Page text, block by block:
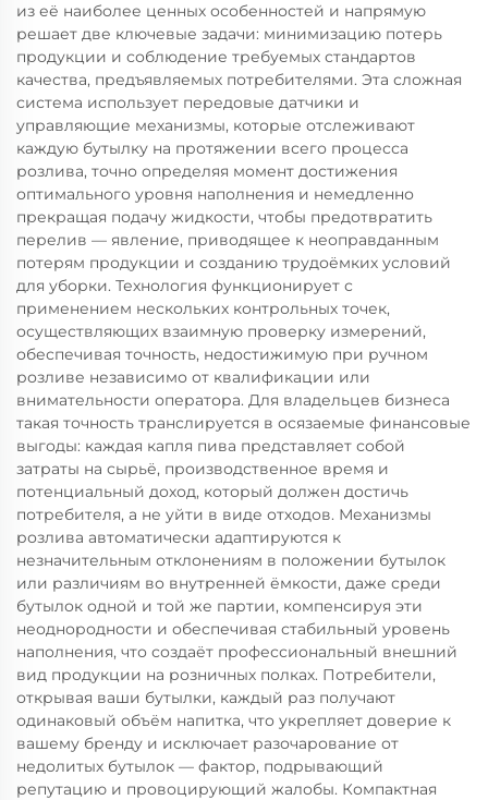
из её наиболее ценных особенностей и напрямую
решает две ключевые задачи: минимизацию потерь
продукции и соблюдение требуемых стандартов
качества, предъявляемых потребителями. Эта сложная
система использует передовые датчики и
управляющие механизмы, которые отслеживают
каждую бутылку на протяжении всего процесса
розлива, точно определяя момент достижения
оптимального уровня наполнения и немедленно
прекращая подачу жидкости, чтобы предотвратить
перелив — явление, приводящее к неоправданным
потерям продукции и созданию трудоёмких условий
для уборки. Технология функционирует с
применением нескольких контрольных точек,
осуществляющих взаимную проверку измерений,
обеспечивая точность, недостижимую при ручном
розливе независимо от квалификации или
внимательности оператора. Для владельцев бизнеса
такая точность транслируется в осязаемые финансовые
выгоды: каждая капля пива представляет собой
затраты на сырьё, производственное время и
потенциальный доход, который должен достичь
потребителя, а не уйти в виде отходов. Механизмы
розлива автоматически адаптируются к
незначительным отклонениям в положении бутылок
или различиям во внутренней ёмкости, даже среди
бутылок одной и той же партии, компенсируя эти
неоднородности и обеспечивая стабильный уровень
наполнения, что создаёт профессиональный внешний
вид продукции на розничных полках. Потребители,
открывая ваши бутылки, каждый раз получают
одинаковый объём напитка, что укрепляет доверие к
вашему бренду и исключает разочарование от
недолитых бутылок — фактор, подрывающий
репутацию и провоцирующий жалобы. Компактная